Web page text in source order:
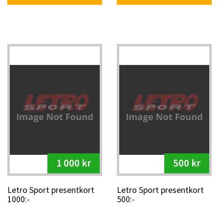
1 000 kr
Letro Sport presentkort
1000:-
500 kr
Letro Sport presentkort
500:-